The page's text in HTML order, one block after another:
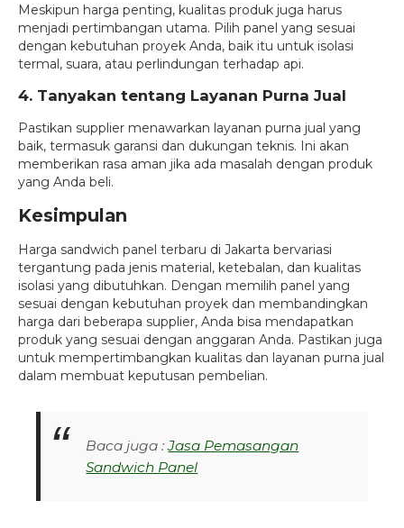
Meskipun harga penting, kualitas produk juga harus
menjadi pertimbangan utama. Pilih panel yang sesuai
dengan kebutuhan proyek Anda, baik itu untuk isolasi
termal, suara, atau perlindungan terhadap api.
4. Tanyakan tentang Layanan Purna Jual
Pastikan supplier menawarkan layanan purna jual yang
baik, termasuk garansi dan dukungan teknis. Ini akan
memberikan rasa aman jika ada masalah dengan produk
yang Anda beli.
Kesimpulan
Harga sandwich panel terbaru di Jakarta bervariasi
tergantung pada jenis material, ketebalan, dan kualitas
isolasi yang dibutuhkan. Dengan memilih panel yang
sesuai dengan kebutuhan proyek dan membandingkan
harga dari beberapa supplier, Anda bisa mendapatkan
produk yang sesuai dengan anggaran Anda. Pastikan juga
untuk mempertimbangkan kualitas dan layanan purna jual
dalam membuat keputusan pembelian.
Baca juga :Jasa Pemasangan
Sandwich Panel